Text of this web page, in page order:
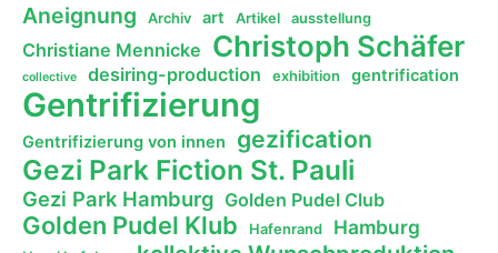
Aneignung Archiv art Artikel ausstellung
Christiane Mennicke Christoph Schäfer
collective desiring-production exhibition gentrification
Gentrifizierung
Gentrifizierung von innen gezification
Gezi Park Fiction St. Pauli
Gezi Park Hamburg Golden Pudel Club
Golden Pudel Klub Hafenrand Hamburg